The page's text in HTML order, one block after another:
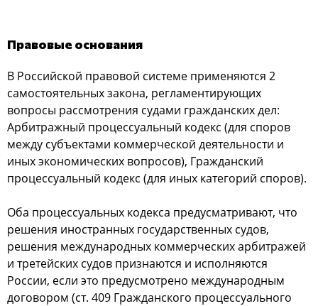
Правовые основания
В Российской правовой системе применяются 2
самостоятельных закона, регламентирующих
вопросы рассмотрения судами гражданских дел:
Арбитражный процессуальный кодекс (для споров
между субъектами коммерческой деятельности и
иных экономических вопросов), Гражданский
процессуальный кодекс (для иных категорий споров).
Оба процессуальных кодекса предусматривают, что
решения иностранных государственных судов,
решения международных коммерческих арбитражей
и третейских судов признаются и исполняются
России, если это предусмотрено международным
договором (ст. 409 Гражданского процессуального